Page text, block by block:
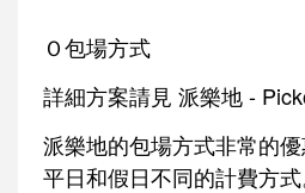
Ｏ包場方式
詳細方案請見 派樂地 -
派樂地的包場方式非常的
平日和假日不同的計費方式